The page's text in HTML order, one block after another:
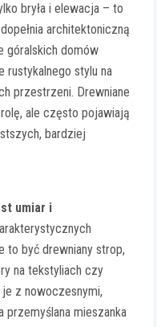
bryła i elewacja – to
architektoniczną
góralskich domów
rustykalnego stylu na
przestrzeni. Drewniane
ale często pojawiają
bardziej
umiar i
to być drewniany strop,
na tekstyliach czy
z nowoczesnymi,
przemyślana mieszanka